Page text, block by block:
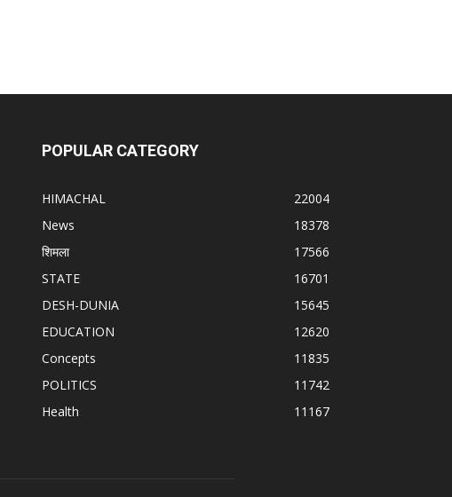
POPULAR CATEGORY
HIMACHAL
22004
News
18378
शिमला
17566
STATE
16701
DESH-DUNIA
15645
EDUCATION
12620
Concepts
11835
POLITICS
11742
Health
11167